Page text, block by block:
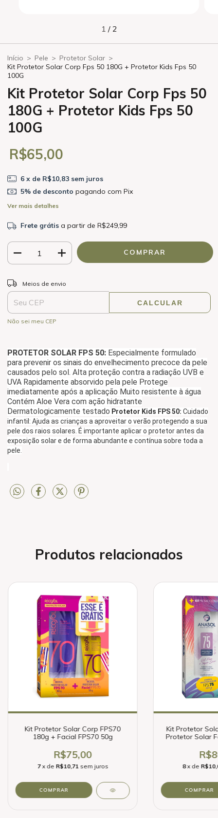
1 / 2
Início > Pele > Protetor Solar >
Kit Protetor Solar Corp Fps 50 180G + Protetor Kids Fps 50
100G
Kit Protetor Solar Corp Fps 50
180G + Protetor Kids Fps 50
100G
R$65,00
6 x de R$10,83 sem juros
5% de desconto pagando com Pix
Ver mais detalhes
Frete grátis a partir de R$249,99
Entregas para o CEP:
Meios de envio
CALCULAR
Não sei meu CEP
PROTETOR SOLAR FPS 50: Especialmente formulado
para prevenir os sinais do envelhecimento precoce da pele
causados pelo sol. Alta proteção contra a radiação UVB e
UVA Rapidamente absorvido pela pele Protege
imediatamente após a aplicação Muito resistente à água
Contém Aloe Vera com ação hidratante
Dermatologicamente testado Protetor Kids FPS 50: Cuidado
infantil: Ajuda as crianças a aproveitar o verão protegendo a sua
pele dos raios solares. É importante aplicar o protetor antes da
exposição solar e de forma abundante e contínua sobre toda a
pele.
Produtos relacionados
Kit Protetor Solar Corp FPS70
180g + Facial FPS70 50g
R$75,00
7 x de R$10,71 sem juros
Kit Protetor
Protetor Solar
8 x de